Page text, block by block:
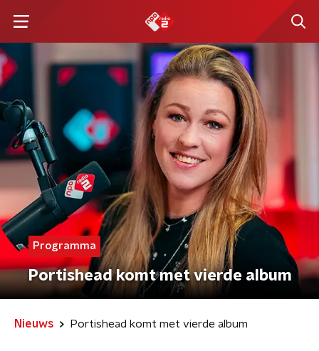
Programma
Portishead komt met vierde album
Nieuws Portishead komt met vierde album